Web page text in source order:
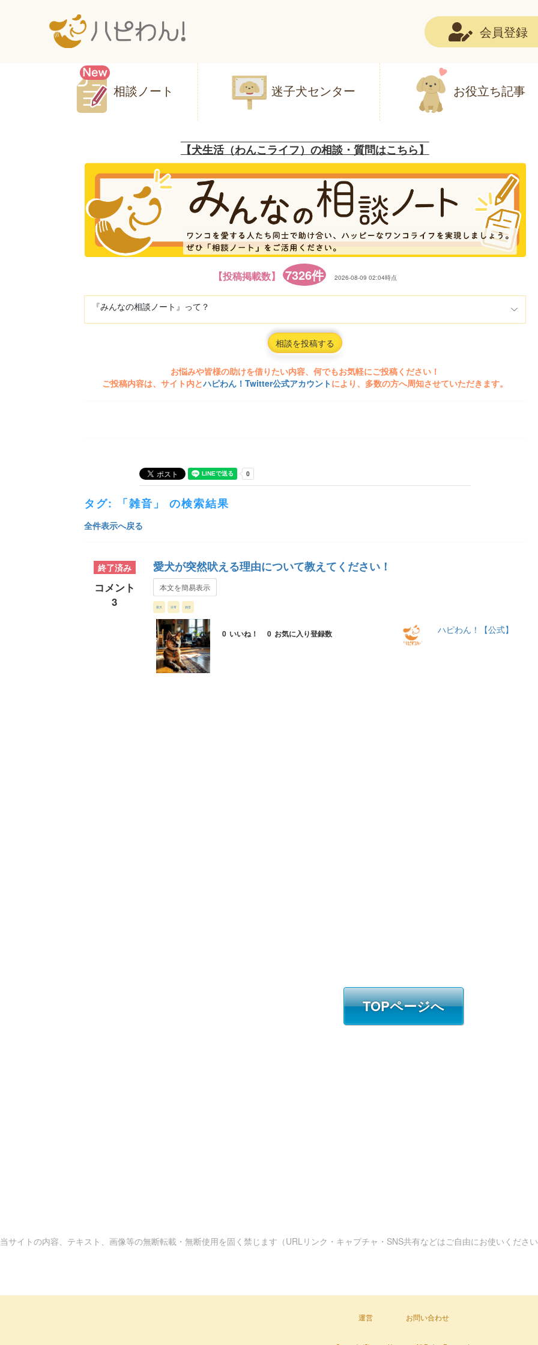
会員登録
相談ノート 迷子犬センター お役立ち記事
【犬生活（わんこライフ）の相談・質問はこちら】
【投稿掲載数】 7326件 2026-08-09 02:04時点
『みんなの相談ノート』って？
相談を投稿する
お悩みや皆様の助けを借りたい内容、何でもお気軽にご投稿ください！
ご投稿内容は、サイト内とハピわん！Twitter公式アカウントにより、多数の方へ周知させていただきます。
タグ: 「雑音」 の検索結果
全件表示へ戻る
終了済み
コメント
3
愛犬が突然吠える理由について教えてください！
本文を簡易表示
柴犬 日常 雑音
0 いいね！ 0 お気に入り登録数 ハピわん！【公式】
TOPページへ
当サイトの内容、テキスト、画像等の無断転載・無断使用を固く禁じます（URLリンク・キャプチャ・SNS共有などはご自由にお使いくださ
運営 お問い合わせ